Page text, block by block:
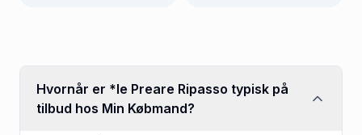
Hvornår er *le Preare Ripasso typisk på
tilbud hos Min Købmand?